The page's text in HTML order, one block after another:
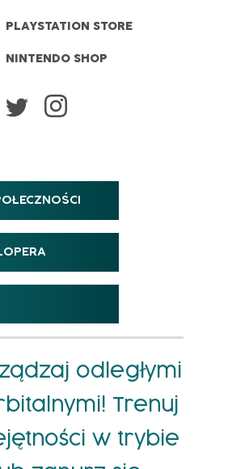
PLAYSTATION STORE
NINTENDO SHOP
odległymi
Trenuj
w trybie